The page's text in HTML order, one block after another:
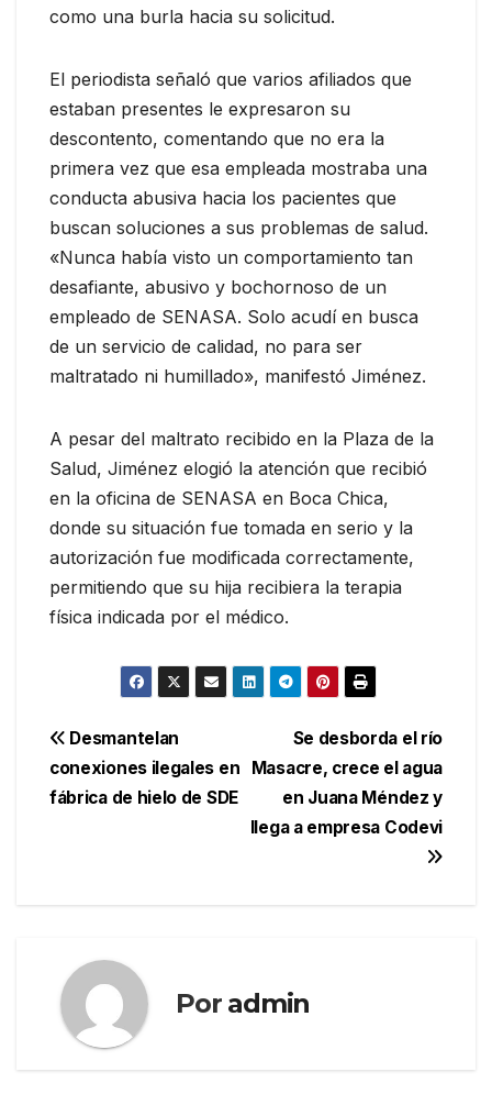
como una burla hacia su solicitud.
El periodista señaló que varios afiliados que
estaban presentes le expresaron su
descontento, comentando que no era la
primera vez que esa empleada mostraba una
conducta abusiva hacia los pacientes que
buscan soluciones a sus problemas de salud.
«Nunca había visto un comportamiento tan
desafiante, abusivo y bochornoso de un
empleado de SENASA. Solo acudí en busca
de un servicio de calidad, no para ser
maltratado ni humillado», manifestó Jiménez.
A pesar del maltrato recibido en la Plaza de la
Salud, Jiménez elogió la atención que recibió
en la oficina de SENASA en Boca Chica,
donde su situación fue tomada en serio y la
autorización fue modificada correctamente,
permitiendo que su hija recibiera la terapia
física indicada por el médico.
Navegación
de
Se desborda el río
Masacre, crece el agua
en Juana Méndez y
llega a empresa Codevi
Desmantelan
conexiones ilegales en
fábrica de hielo de SDE
Por admin